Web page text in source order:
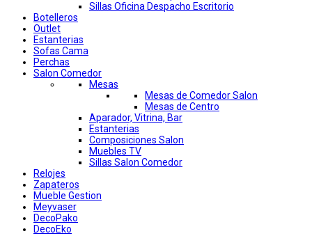
Sillas Oficina Despacho Escritorio
Botelleros
Outlet
Estanterias
Sofas Cama
Perchas
Salon Comedor
Mesas
Mesas de Comedor Salon
Mesas de Centro
Aparador, Vitrina, Bar
Estanterias
Composiciones Salon
Muebles TV
Sillas Salon Comedor
Relojes
Zapateros
Mueble Gestion
Meyvaser
DecoPako
DecoEko